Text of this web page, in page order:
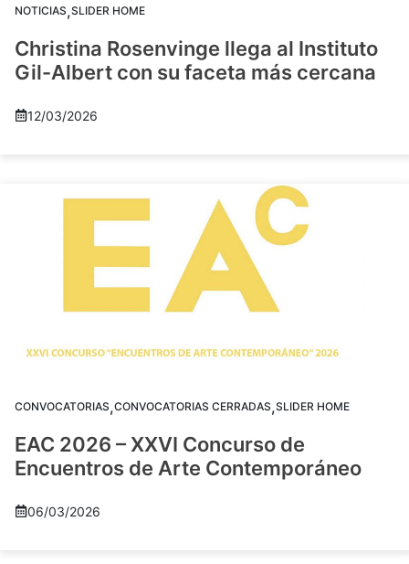
NOTICIAS,SLIDER HOME
Christina Rosenvinge llega al Instituto
Gil-Albert con su faceta más cercana
12/03/2026
CONVOCATORIAS,CONVOCATORIAS CERRADAS,SLIDER HOME
EAC 2026 – XXVI Concurso de
Encuentros de Arte Contemporáneo
06/03/2026